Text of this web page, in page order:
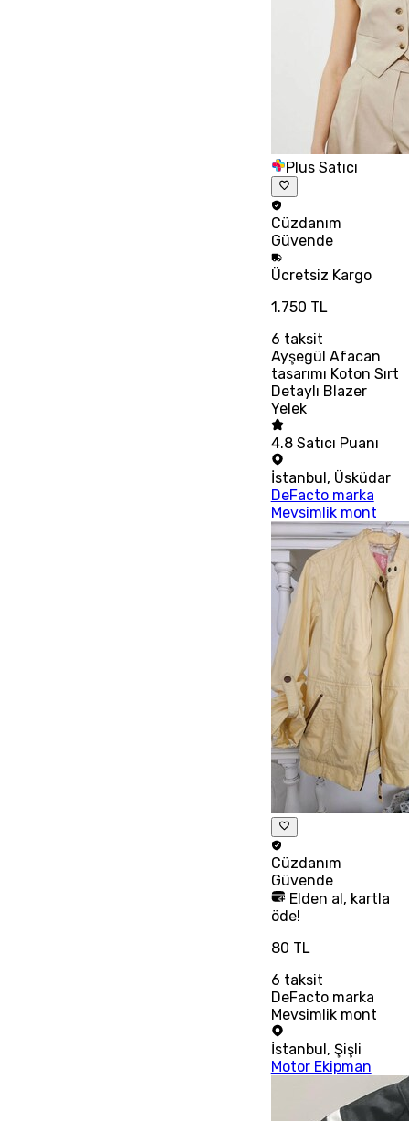
Plus Satıcı
Cüzdanım
Güvende
Ücretsiz Kargo
1.750 TL
6 taksit
Ayşegül Afacan
tasarımı Koton Sırt
Detaylı Blazer
Yelek
4.8 Satıcı Puanı
İstanbul, Üsküdar
DeFacto marka
Mevsimlik mont
Cüzdanım
Güvende
Elden al, kartla
öde!
80 TL
6 taksit
DeFacto marka
Mevsimlik mont
İstanbul, Şişli
Motor Ekipman